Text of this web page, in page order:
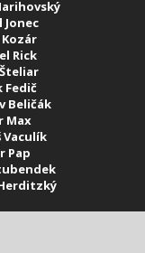
Jonec
Rick
Fedič
Beličák
Max
Vaculík
Pap